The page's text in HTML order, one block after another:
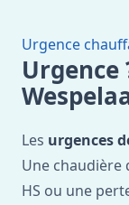
Urgence
Urgence
Les urgences
Une chaudière
HS ou une